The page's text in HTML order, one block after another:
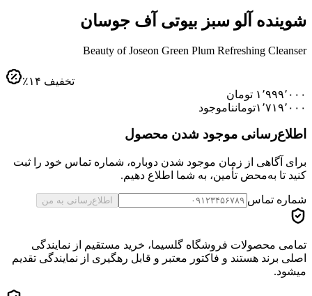
شوینده آلو سبز بیوتی آف جوسان
Beauty of Joseon Green Plum Refreshing Cleanser
٪۱۴ تخفیف
۱٬۹۹۹٬۰۰۰ تومان
۱٬۷۱۹٬۰۰۰تومانناموجود
اطلاع‌رسانی موجود شدن محصول
برای آگاهی از زمان موجود شدن دوباره، شماره تماس خود را ثبت
کنید تا به‌محض تأمین، به شما اطلاع دهیم.
شماره تماس اطلاع‌رسانی به من
تمامی محصولات فروشگاه گلسیما، خرید مستقیم از نمایندگی
اصلی برند هستند و فاکتور معتبر و قابل رهگیری از نمایندگی تقدیم
میشود.